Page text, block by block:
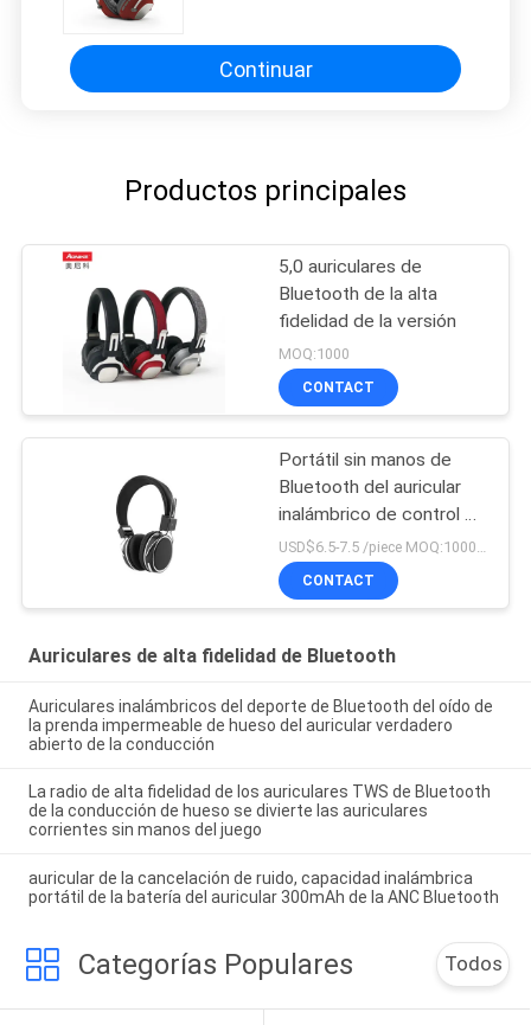
Continuar
Productos principales
5,0 auriculares de
Bluetooth de la alta
fidelidad de la versión
MOQ:1000
CONTACT
Portátil sin manos de
Bluetooth del auricular
inalámbrico de control de
tacto del auricular para el
deporte
CONTACT
Auriculares de alta fidelidad de Bluetooth
Auriculares inalámbricos del deporte de Bluetooth del oído de
la prenda impermeable de hueso del auricular verdadero
abierto de la conducción
La radio de alta fidelidad de los auriculares TWS de Bluetooth
de la conducción de hueso se divierte las auriculares
corrientes sin manos del juego
auricular de la cancelación de ruido, capacidad inalámbrica
portátil de la batería del auricular 300mAh de la ANC Bluetooth
Categorías Populares Todos